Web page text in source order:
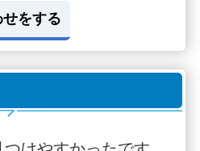
をする